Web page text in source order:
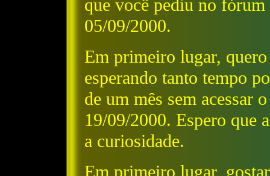
que você pediu no
05/09/2000.
Em primeiro lugar,
esperando tanto tempo
de um mês sem acessar
19/09/2000. Espero que
a curiosidade.
Em primeiro lugar,